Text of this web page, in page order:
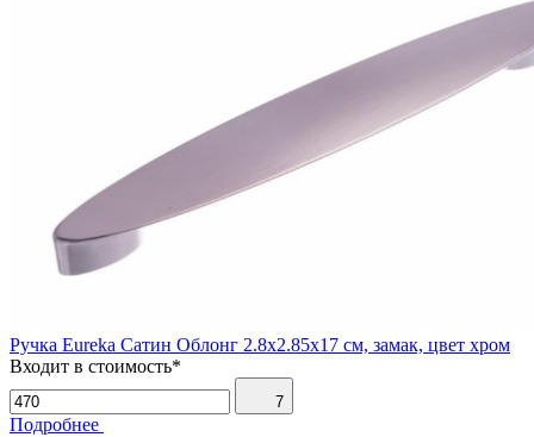
Ручка Eureka Сатин Облонг 2.8х2.85х17 см, замак, цвет хром
Входит в стоимость*
7
Подробнее